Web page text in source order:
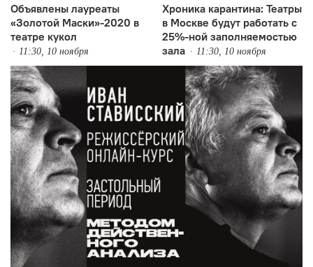
Объявлены лауреаты
«Золотой Маски»-2020 в
театре кукол
11:30, 10 ноября
Хроника карантина: Театры
в Москве будут работать с
25%-ной заполняемостью
зала
11:30, 10 ноября